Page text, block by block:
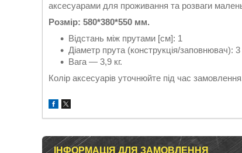
аксесуарами для проживання та розваги
Розмір: 580*380*550 мм.
Відстань між прутами [см]: 1
Діаметр прута (конструкція/заповнювач):
Вага — 3,9 кг.
Колір аксесуарів уточнюйте під час
ІНФОРМАЦІЯ ДЛЯ ЗАМОВЛЕННЯ